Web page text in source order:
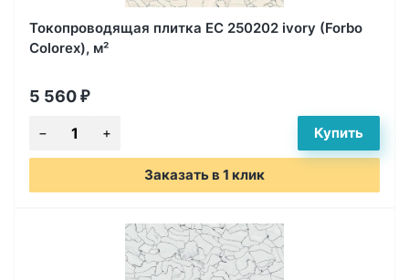
Токопроводящая плитка EC 250202 ivory (Forbo
Colorex), м²
5 560 ₽
Заказать в 1 клик